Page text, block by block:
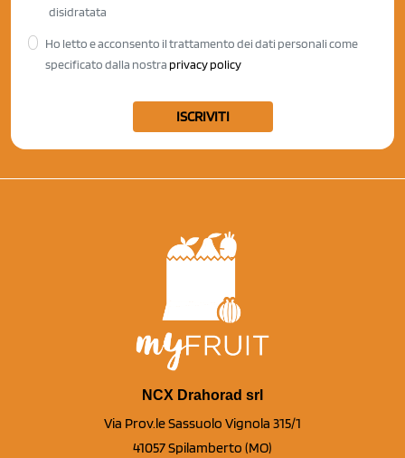
disidratata
Ho letto e acconsento il trattamento dei dati personali come
specificato dalla nostra privacy policy
ISCRIVITI
NCX Drahorad srl
Via Prov.le Sassuolo Vignola 315/1
41057 Spilamberto (MO)